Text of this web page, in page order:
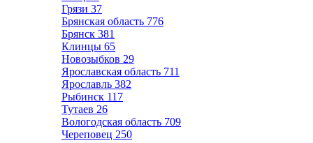
Грязи 37
Брянская область 776
Брянск 381
Клинцы 65
Новозыбков 29
Ярославская область 711
Ярославль 382
Рыбинск 117
Тутаев 26
Вологодская область 709
Череповец 250